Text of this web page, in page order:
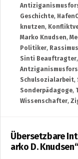
Geschichte,
knutzen,
Marko Knudsen,
Politiker, Rassimus
Sinti Beauftragter,
Schulsozialarbeit,
Sonderpädagoge,
Wissenschafter,
Übersetzbare
arko D. Knudsen“